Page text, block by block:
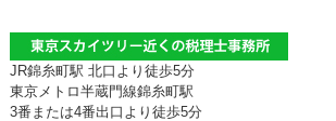
JR錦糸町駅 北口より徒歩5分
東京メトロ半蔵門線錦糸町駅
3番または4番出口より徒歩5分